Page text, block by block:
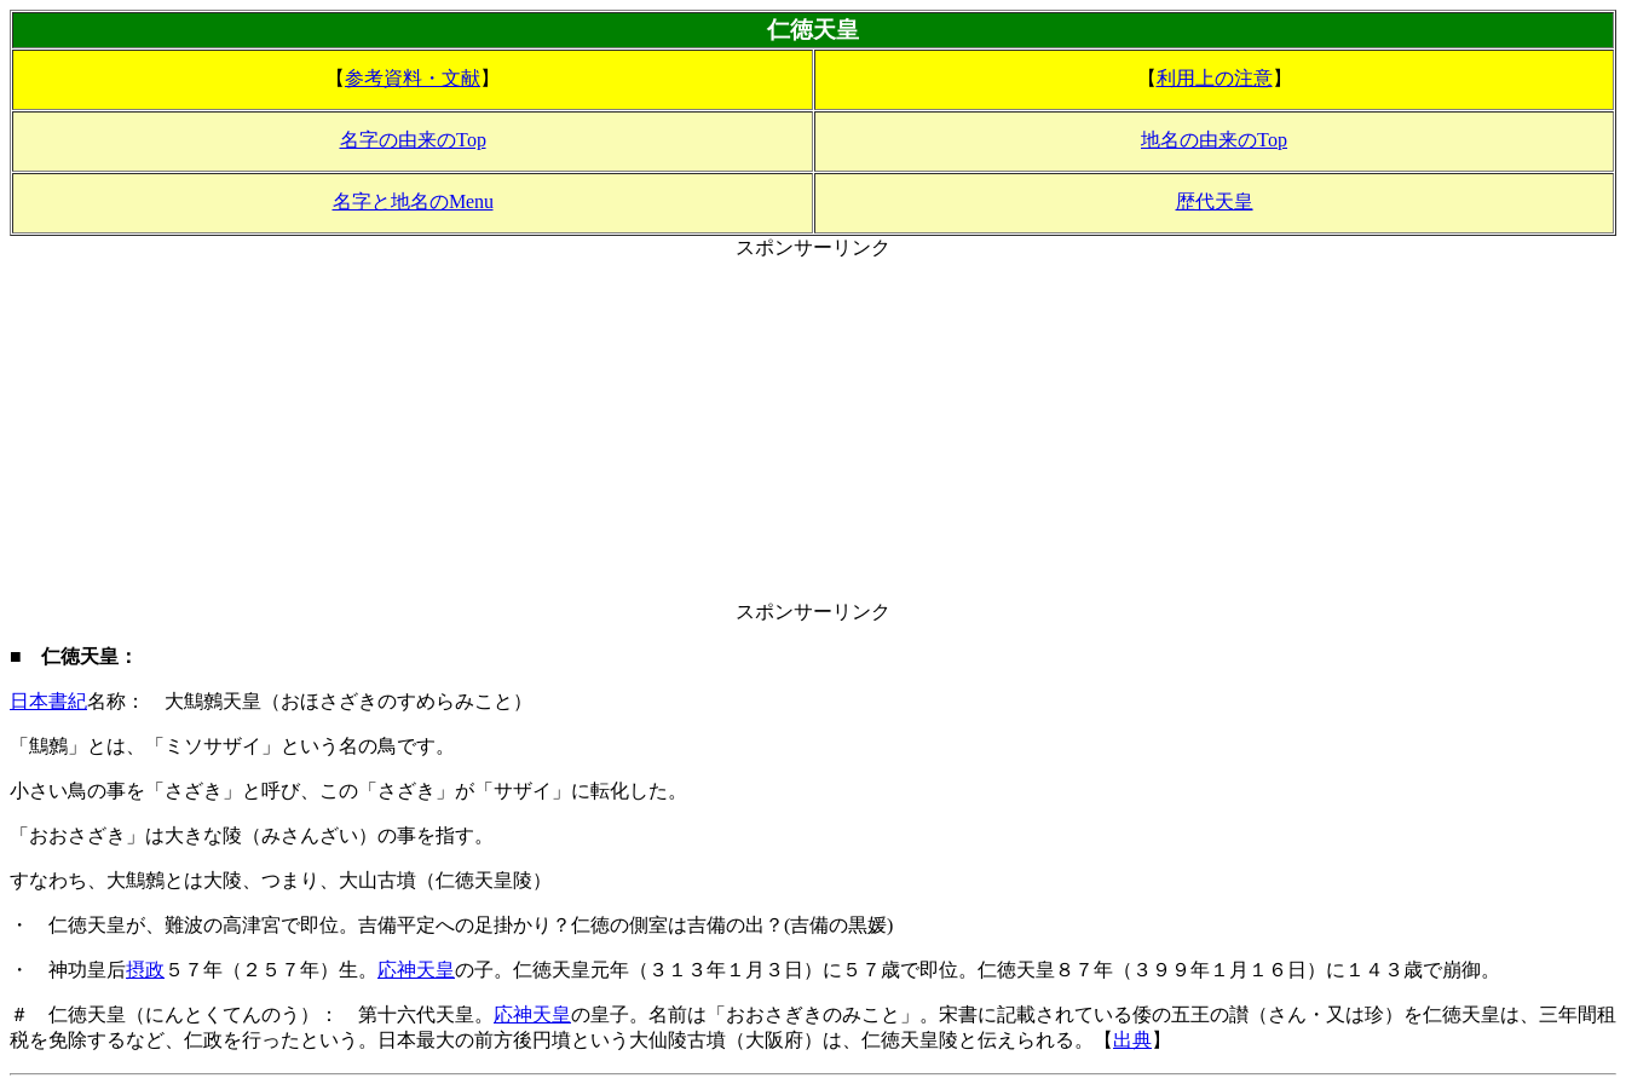
仁徳天皇
【参考資料・文献】 【利用上の注意】
名字の由来のTop 地名の由来のTop
名字と地名のMenu 歴代天皇
スポンサーリンク
スポンサーリンク
■ 仁徳天皇：
日本書紀名称： 大鷦鷯天皇（おほさざきのすめらみこと）
「鷦鷯」とは、「ミソサザイ」という名の鳥です。
小さい鳥の事を「さざき」と呼び、この「さざき」が「サザイ」に転化した。
「おおさざき」は大きな陵（みさんざい）の事を指す。
すなわち、大鷦鷯とは大陵、つまり、大山古墳（仁徳天皇陵）
・ 仁徳天皇が、難波の高津宮で即位。吉備平定への足掛かり？仁徳の側室は吉備の出？(吉備の黒媛)
・ 神功皇后摂政 ５７年（２５７年）生。 応神天皇の子。仁徳天皇元年（３１３年１月３日）に５７歳で即位。仁徳天皇８７年（３９９年１月１６日）に１４３歳で崩御。
＃ 仁徳天皇（にんとくてんのう）： 第十六代天皇。 応神天皇の皇子。名前は「おおさぎきのみこと」。宋書に記載されている倭の五王の讃（さん・又は珍）を仁徳天皇は、三年間租
税を免除するなど、仁政を行ったという。日本最大の前方後円墳という大仙陵古墳（大阪府）は、仁徳天皇陵と伝えられる。【 出典】